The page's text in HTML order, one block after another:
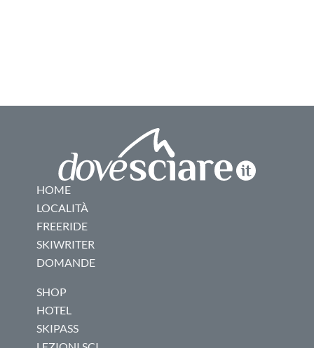
HOME
LOCALITÀ
FREERIDE
SKIWRITER
DOMANDE
SHOP
HOTEL
SKIPASS